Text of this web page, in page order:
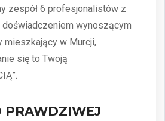
zespół 6 profesjonalistów z
doświadczeniem wynoszącym
mieszkający w Murcji,
się to Twoją
PRAWDZIWEJ